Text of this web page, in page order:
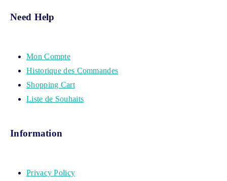
Need Help
Mon Compte
Historique des Commandes
Shopping Cart
Liste de Souhaits
Information
Privacy Policy